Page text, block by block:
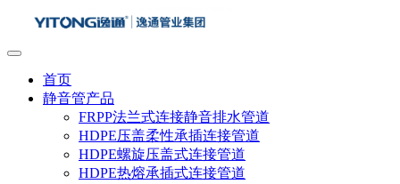
首页
静音管产品
FRPP法兰式连接静音排水管道
HDPE压盖柔性承插连接管道
HDPE螺旋压盖式连接管道
HDPE热熔承插式连接管道